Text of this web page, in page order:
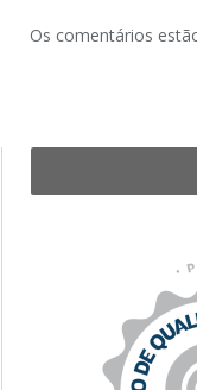
Os comentários